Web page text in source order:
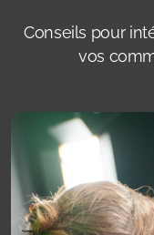
Conseils pour
vos